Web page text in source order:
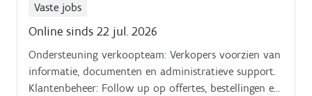
Vaste jobs
Online sinds 22 jul. 2026
Ondersteuning verkoopteam: Verkopers voorzien van
informatie, documenten en administratieve support.
Klantenbeheer: Follow up op offertes, bestellingen en